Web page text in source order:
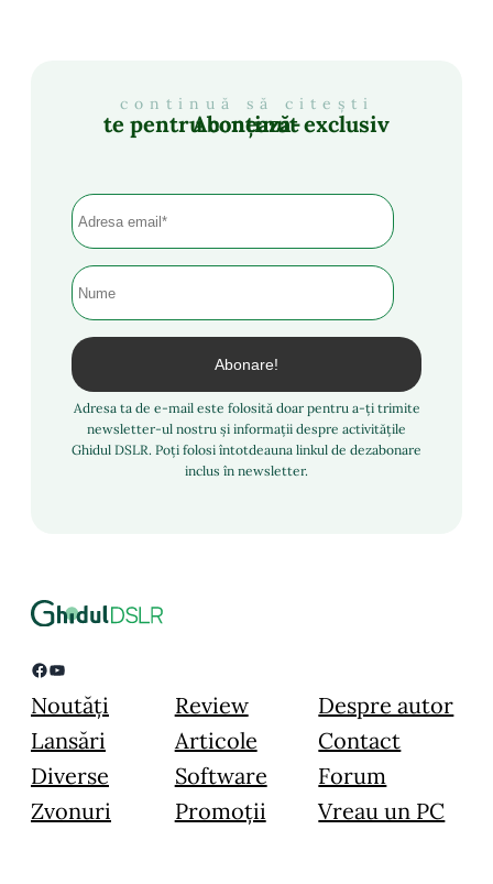
continuă să citești
Abonează-te pentru conținut exclusiv
Adresa ta de e-mail este folosită doar pentru a-ți trimite
newsletter-ul nostru și informații despre activitățile
Ghidul DSLR. Poți folosi întotdeauna linkul de dezabonare
inclus în newsletter.
Facebook YouTube
Noutăți
Lansări
Diverse
Zvonuri
Review
Articole
Software
Promoții
Despre autor
Contact
Forum
Vreau un PC